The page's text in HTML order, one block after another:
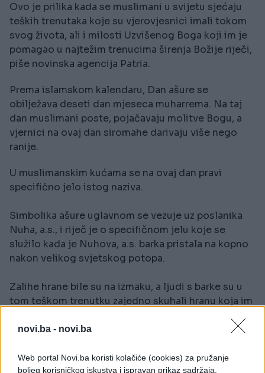
novi.ba - novi.ba
Web portal Novi.ba koristi kolačiće (cookies) za pružanje
boljeg korisničkog iskustva i ispravan prikaz sadržaja.
Ovo je prilika kada se muslimani u svijetu sjećaju
teških trenutaka koje su vjerovjesnici imali tokom
svog života, ali i milosti Uzvišenog Boga koji im je
pomagao u najtežim trenucima širenja Božije riječi,
piše novinska agencija Patria.
Prema islamskom kalendaru, Dan ašure se
obilježava deseti dan mjeseca muharrema. Na taj
dan muslimani poste, pojačavaju molitve Bogu, a
vjernici na ovaj dan siromahe darivaju više nego
ranije.
U muslimanskim kućama se na ovaj dan pravi
specifično jelo istog naziva.
Simbolika ašure uglavnom se vezuje uz poslanika
Nuha, a.s., i riječ je o specifičnom jelu koje se
služilo kada je Nuhova, a.s. barka pristala na kopno
nakon velikog svjetskog potopa.
Zalihe hrane bile su na izmaku, a ljudi s barke su u
tom teškom trenutku zajedno skuhali hranu koja im
je preostala i sve to nesebično podijelili između
sebe. Parola ovogodišnje podjele ašure glasi:
''Svi
Danas, simbolika ašure i broda predstavlja spajanje